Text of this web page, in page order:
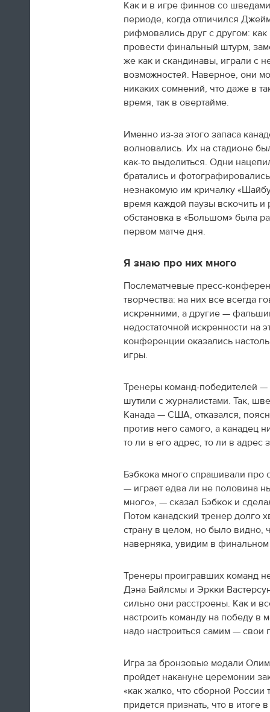
Олимпийских игр. Все очень красиво.
Доброе утро, дорогие читатели!
«Лента.ру» продолжает вести
соревнования уже закончены и
медали разыграны. Но все это не
происходить не будет.
ЧИТАТЬ ЦЕЛИКОМ
Как и в игре финнов со
периоде, когда отличился
рифмовались друг с другом:
провести финальный штурм,
же как и скандинавы, играли с
возможностей. Наверное, они
никаких сомнений, что даже в
время, так в овертайме.
Именно из-за этого запаса
волновались. Их на стадионе
как-то выделиться. Одни
братались и
незнакомую им кричалку
время каждой паузы вскочить
обстановка в «Большом» была
первом матче дня.
Я знаю про них много
Послематчевые пресс-
творчества: на них все всегда
искренними, а другие —
недостаточной искренности на
конференции оказались
игры.
Тренеры команд-победителей
шутили с журналистами. Так,
Канада — США, отказался,
против него самого, а канадец
то ли в его адрес, то ли в адрес
Бэбкока много спрашивали про
— играет едва ли не половина
много», — сказал Бэбкок и
Потом канадский тренер долго
страну в целом, но было видно,
наверняка, увидим в финальном
Тренеры проигравших команд
Дэна Байлсмы и Эркки
сильно они расстроены. Как и
настроить команду на победу в
надо настроиться самим —
Игра за бронзовые медали
пройдет накануне церемонии
«как жалко, что сборной России
придется признать, что в